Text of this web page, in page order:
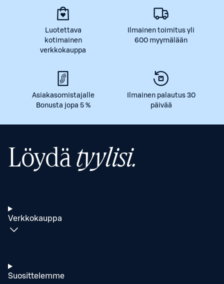
Luotettava
kotimainen
verkkokauppa
Ilmainen toimitus yli
600 myymälään
Asiakasomistajalle
Bonusta jopa 5 %
Ilmainen palautus 30
päivää
Löydätyylisi.
Verkkokauppa
Suosittelemme